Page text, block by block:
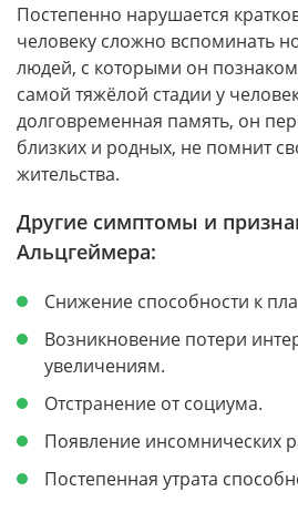
Постепенно нарушается
человеку сложно вспоминать
людей, с которыми он
самой тяжёлой стадии у
долговременная память, он
близких и родных, не помнит
жительства.
Другие симптомы и
Альцгеймера:
Снижение способности к
Возникновение потери
увеличениям.
Отстранение от социума.
Появление инсомнических
Постепенная утрата